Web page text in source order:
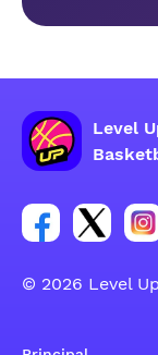
Level
Enlace para el
Enlace
© 2026 Level